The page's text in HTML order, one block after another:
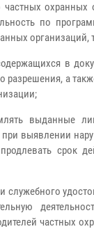
частных
по
в
разрешения, а
выданные
при выявлении
срок
служебного
частных